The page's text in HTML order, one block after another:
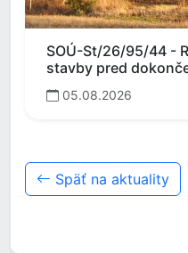
SOÚ-St/26/95/44 -
stavby pred
05.08.2026
Späť na aktuality